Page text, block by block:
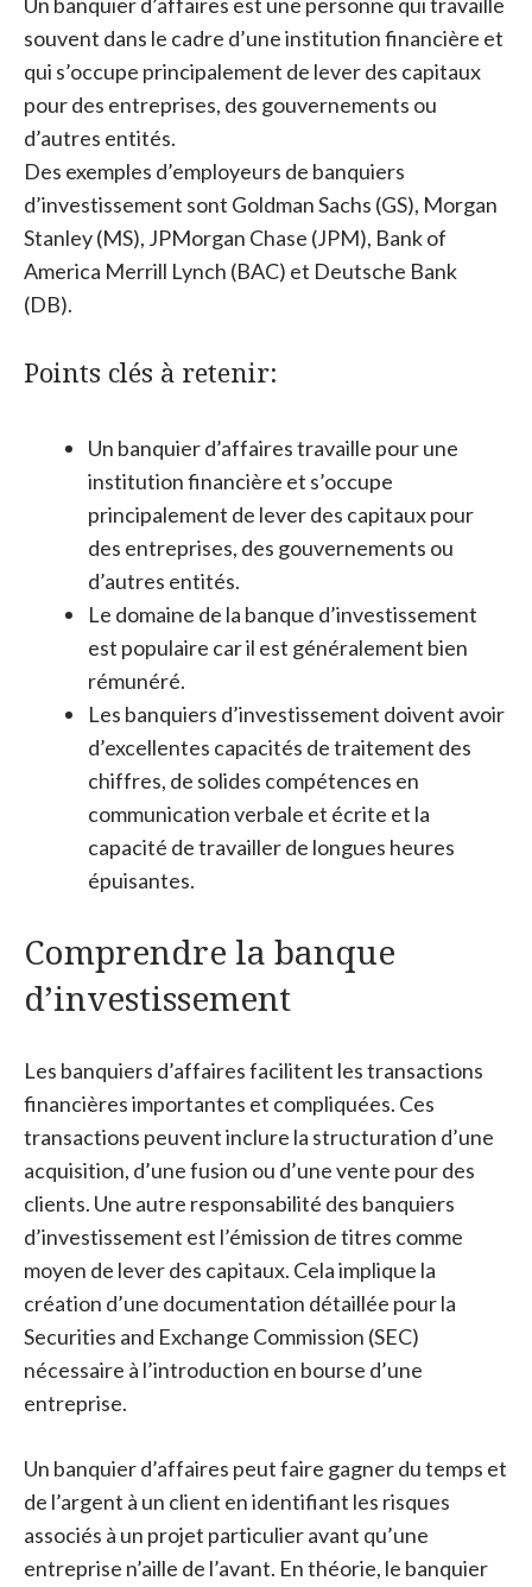
souvent dans le cadre d’une institution financière et
qui s’occupe principalement de lever des capitaux
pour des entreprises, des gouvernements ou
d’autres entités.
Des exemples d’employeurs de banquiers
d’investissement sont Goldman Sachs (GS), Morgan
Stanley (MS), JPMorgan Chase (JPM), Bank of
America Merrill Lynch (BAC) et Deutsche Bank
(DB).
Points clés à retenir:
Un banquier d’affaires travaille pour une
institution financière et s’occupe
principalement de lever des capitaux pour
des entreprises, des gouvernements ou
d’autres entités.
Le domaine de la banque d’investissement
est populaire car il est généralement bien
rémunéré.
Les banquiers d’investissement doivent avoir
d’excellentes capacités de traitement des
chiffres, de solides compétences en
communication verbale et écrite et la
capacité de travailler de longues heures
épuisantes.
Comprendre la banque
d’investissement
Les banquiers d’affaires facilitent les transactions
financières importantes et compliquées. Ces
transactions peuvent inclure la structuration d’une
acquisition, d’une fusion ou d’une vente pour des
clients. Une autre responsabilité des banquiers
d’investissement est l’émission de titres comme
moyen de lever des capitaux. Cela implique la
création d’une documentation détaillée pour la
Securities and Exchange Commission (SEC)
nécessaire à l’introduction en bourse d’une
entreprise.
Un banquier d’affaires peut faire gagner du temps et
de l’argent à un client en identifiant les risques
associés à un projet particulier avant qu’une
entreprise n’aille de l’avant. En théorie, le banquier